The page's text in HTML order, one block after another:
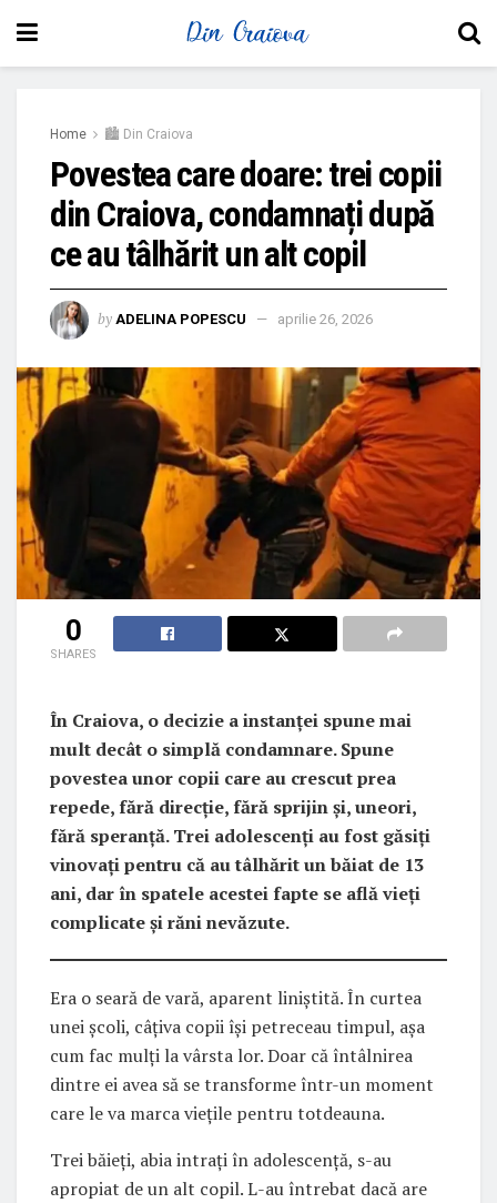
Home 🏙 Din Craiova
Povestea care doare: trei copii
din Craiova, condamnați după
ce au tâlhărit un alt copil
by ADELINA POPESCU aprilie 26, 2026
0
SHARES
În Craiova, o decizie a instanței spune mai
mult decât o simplă condamnare. Spune
povestea unor copii care au crescut prea
repede, fără direcție, fără sprijin și, uneori,
fără speranță. Trei adolescenți au fost găsiți
vinovați pentru că au tâlhărit un băiat de 13
ani, dar în spatele acestei fapte se află vieți
complicate și răni nevăzute.
Era o seară de vară, aparent liniștită. În curtea
unei școli, câțiva copii își petreceau timpul, așa
cum fac mulți la vârsta lor. Doar că întâlnirea
dintre ei avea să se transforme într-un moment
care le va marca viețile pentru totdeauna.
Trei băieți, abia intrați în adolescență, s-au
apropiat de un alt copil. L-au întrebat dacă are